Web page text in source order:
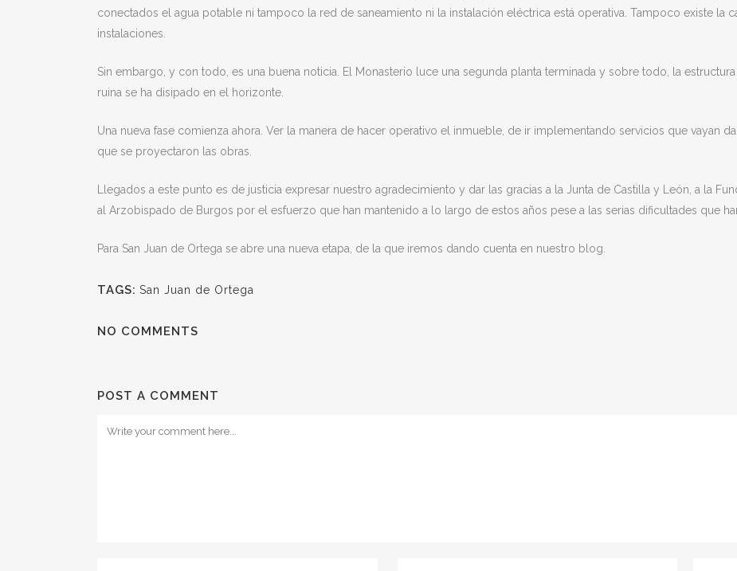
conectados el agua potable ni tampoco la red de saneamiento ni la instalación eléctrica está operativa. Tampoco existe la
instalaciones.
Sin embargo, y con todo, es una buena noticia. El Monasterio luce una segunda planta terminada y sobre todo, la
ruina se ha disipado en el horizonte.
Una nueva fase comienza ahora. Ver la manera de hacer operativo el inmueble, de ir implementando servicios que vayan
que se proyectaron las obras.
Llegados a este punto es de justicia expresar nuestro agradecimiento y dar las gracias a la Junta de Castilla y León, a la
al Arzobispado de Burgos por el esfuerzo que han mantenido a lo largo de estos años pese a las serias dificultades que
Para San Juan de Ortega se abre una nueva etapa, de la que iremos dando cuenta en nuestro blog.
TAGS: San Juan de Ortega
NO COMMENTS
POST A COMMENT